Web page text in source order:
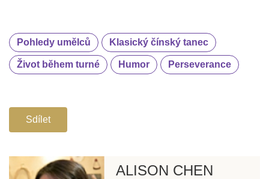
Pohledy umělců Klasický čínský tanec
Život během turné Humor Perseverance
Sdílet
ALISON CHEN